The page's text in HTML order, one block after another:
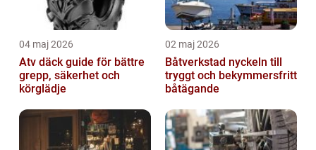
04 maj 2026
Atv däck guide för bättre
grepp, säkerhet och
körglädje
02 maj 2026
Båtverkstad nyckeln till
tryggt och bekymmersfritt
båtägande